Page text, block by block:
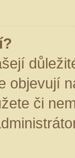
objevují
či